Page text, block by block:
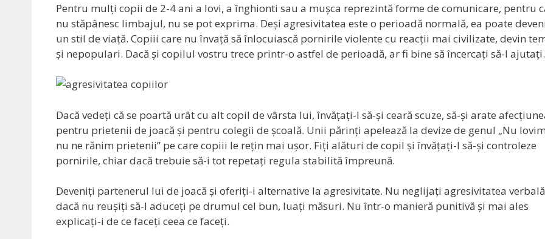
Pentru mulți copii de 2-4 ani a lovi, a înghionti sau a mușca reprezintă forme de comunicare, pentru
nu stăpânesc limbajul, nu se pot exprima. Deși agresivitatea este o perioadă normală, ea poate
un stil de viață. Copiii care nu învață să înlocuiască pornirile violente cu reacții mai civilizate, devin
și nepopulari. Dacă și copilul vostru trece printr-o astfel de perioadă, ar fi bine să încercați să-l ajutați.
Dacă vedeți că se poartă urât cu alt copil de vârsta lui, învățați-l să-și ceară scuze, să-și arate
pentru prietenii de joacă și pentru colegii de școală. Unii părinți apelează la devize de genul „Nu
nu ne rănim prietenii” pe care copiii le rețin mai ușor. Fiți alături de copil și învățați-l să-și controleze
pornirile, chiar dacă trebuie să-i tot repetați regula stabilită împreună.
Deveniți partenerul lui de joacă și oferiți-i alternative la agresivitate. Nu neglijați agresivitatea
dacă nu reușiți să-l aduceți pe drumul cel bun, luați măsuri. Nu într-o manieră punitivă și mai ales
explicați-i de ce faceți ceea ce faceți.